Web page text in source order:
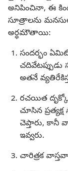
అనిపించినా, ఈ
సూత్రాలను
అర్థమౌతాయి:
సందర్భం
చదివేటప్పుడు
అతనే
రచయిత
చూసిన
చెప్తారు, కానీ
ఇవ్వరు.
చారిత్రక